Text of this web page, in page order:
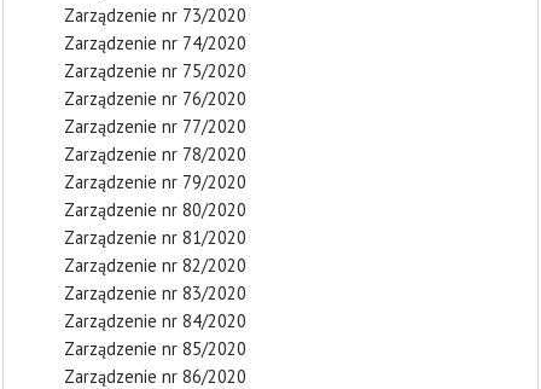
Zarządzenie nr 73/2020
Zarządzenie nr 74/2020
Zarządzenie nr 75/2020
Zarządzenie nr 76/2020
Zarządzenie nr 77/2020
Zarządzenie nr 78/2020
Zarządzenie nr 79/2020
Zarządzenie nr 80/2020
Zarządzenie nr 81/2020
Zarządzenie nr 82/2020
Zarządzenie nr 83/2020
Zarządzenie nr 84/2020
Zarządzenie nr 85/2020
Zarządzenie nr 86/2020